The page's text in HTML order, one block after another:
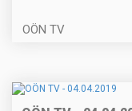
OÖN TV